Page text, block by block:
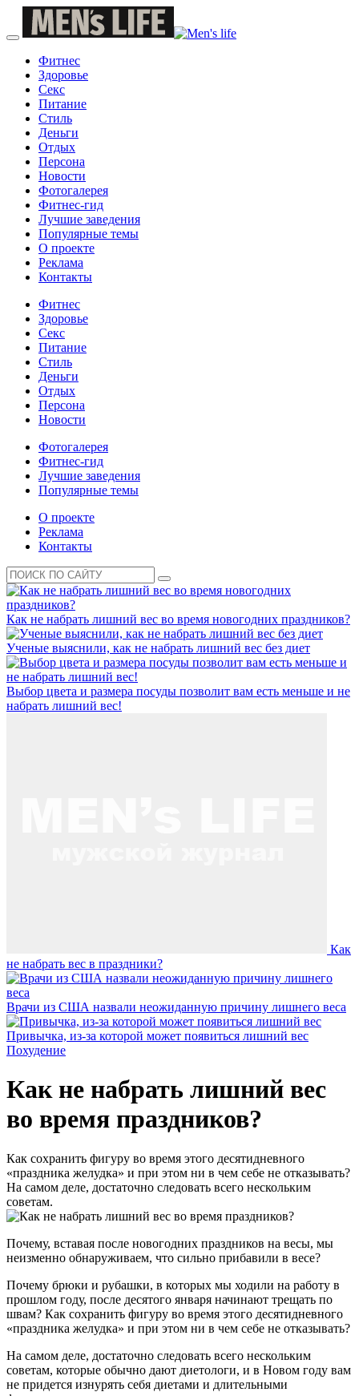
Фитнес
Здоровье
Секс
Питание
Стиль
Деньги
Отдых
Персона
Новости
Фотогалерея
Фитнес-гид
Лучшие заведения
Популярные темы
О проекте
Реклама
Контакты
Фитнес
Здоровье
Секс
Питание
Стиль
Деньги
Отдых
Персона
Новости
Фотогалерея
Фитнес-гид
Лучшие заведения
Популярные темы
О проекте
Реклама
Контакты
Как не набрать лишний вес во время новогодних праздников?
Ученые выяснили, как не набрать лишний вес без диет
Выбор цвета и размера посуды позволит вам есть меньше и не
набрать лишний вес!
Как
не набрать вес в праздники?
Врачи из США назвали неожиданную причину лишнего веса
Привычка, из-за которой может появиться лишний вес
Похудение
Как не набрать лишний вес
во время праздников?
Как сохранить фигуру во время этого десятидневного
«праздника желудка» и при этом ни в чем себе не отказывать?
На самом деле, достаточно следовать всего нескольким
советам.
Почему, вставая после новогодних праздников на весы, мы
неизменно обнаруживаем, что сильно прибавили в весе?
Почему брюки и рубашки, в которых мы ходили на работу в
прошлом году, после десятого января начинают трещать по
швам? Как сохранить фигуру во время этого десятидневного
«праздника желудка» и при этом ни в чем себе не отказывать?
На самом деле, достаточно следовать всего нескольким
советам, которые обычно дают диетологи, и в Новом году вам
не придется изнурять себя диетами и длительными